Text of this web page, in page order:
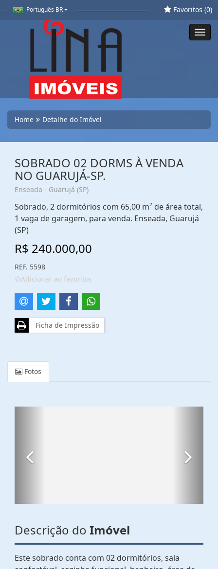
Português BR Favoritos (0)
Home Detalhe do Imóvel
SOBRADO 02 DORMS À VENDA
NO GUARUJÁ-SP.
Enseada - Guarujá (SP)
Sobrado, 2 dormitórios com 65,00 m² de área total,
1 vaga de garagem, para venda. Enseada, Guarujá
(SP)
R$ 240.000,00
REF. 5598
Adicionar ao favoritos
Ficha de Impressão
Fotos
Descrição do Imóvel
Este sobrado conta com 02 dormitórios, sala